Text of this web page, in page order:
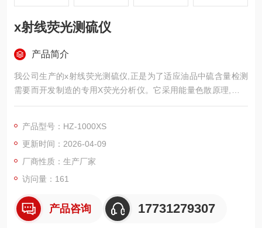
x射线荧光测硫仪
产品简介
我公司生产的x射线荧光测硫仪,正是为了适应油品中硫含量检测
需要而开发制造的专用X荧光分析仪。它采用能量色散原理,机电
一体微机化设计,分析快速、准确。其重复性、再现性都符合国家
符合更为严格的美国国家标准ASTMD4294-03的要求,它为原油或
石油化工生产过程中硫含量的检测,提供了重要手段。
产品型号：HZ-1000XS
更新时间：2026-04-09
厂商性质：生产厂家
访问量：161
产品咨询 17731279307